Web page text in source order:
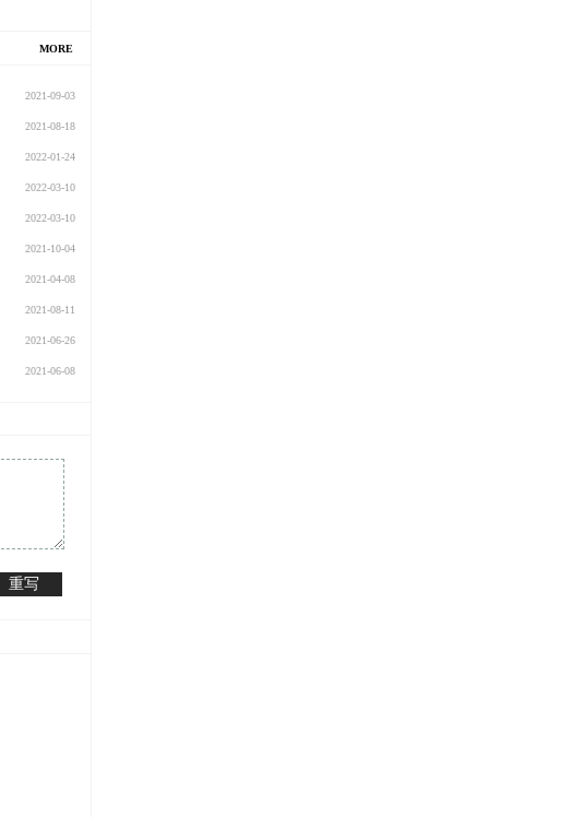
MORE
2021-09-03
2021-08-18
2022-01-24
2022-03-10
2022-03-10
2021-10-04
2021-04-08
2021-08-11
2021-06-26
2021-06-08
重写